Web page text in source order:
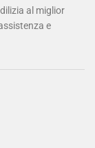
al miglior
e